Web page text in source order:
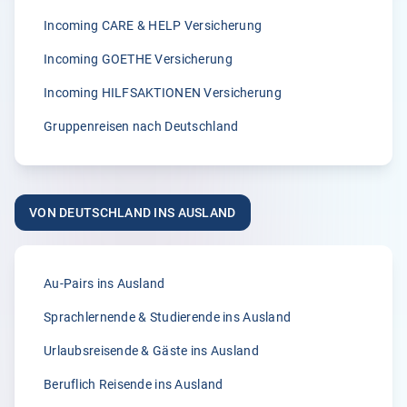
International immer wieder begeisterst.“
A.
der Klemmer International Assekuradeur GmbH. Der
Grund dafür liegt in der Kompetenz der Ansprechpartner
sowie dem sehr guten Kundenservice und der
31.03.2026
Incoming CARE & HELP Versicherung
Incoming GOETHE Versicherung
Incoming HILFSAKTIONEN Versicherung
Gruppenreisen nach Deutschland
VON DEUTSCHLAND INS AUSLAND
Au-Pairs ins Ausland
Sprachlernende & Studierende ins Ausland
Urlaubsreisende & Gäste ins Ausland
Beruflich Reisende ins Ausland